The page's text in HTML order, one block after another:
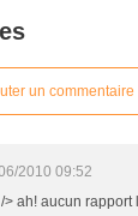
un commentaire
2010 09:52
> ah! aucun rapport